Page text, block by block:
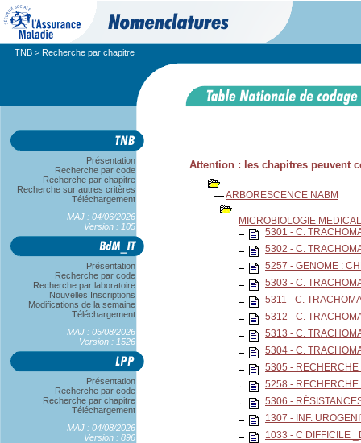
TNB > Recherche par chapitre
Présentation
Recherche par code
Recherche par chapitre
Recherche sur autres critères
Téléchargement
MAJ : 04/06/2026
Version : 105
Présentation
Recherche par code
Recherche par laboratoire
Nouvelles Inscriptions
Modifications de la semaine
Téléchargement
MAJ : 05/08/2026
Version : 1526
Présentation
Recherche par code
Recherche par chapitre
Téléchargement
MAJ : 04/08/2026
Version : 896
Attention : les chapitres peuvent
ARBORESCENCE NABM
MICROBIOLOGIE
5301 - C.
5302 - C.
5257 - GENOME :
5303 - C.
5311 - C.
5312 - C.
5313 - C.
5304 - C.
5305 - RECHERCHE
5258 - RECHERCHE
5306 -
1307 - INF.
1033 - C DIFFICILE